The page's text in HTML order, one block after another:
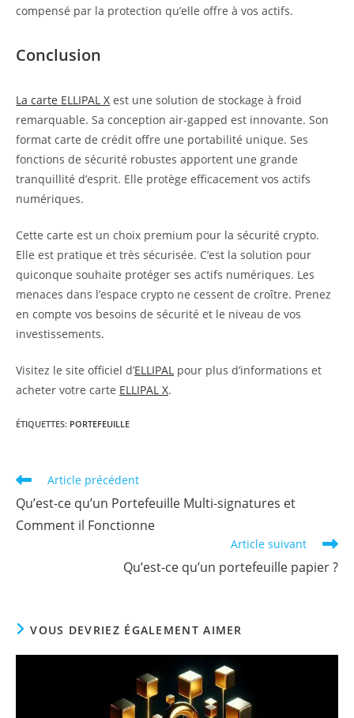
compensé par la protection qu’elle offre à vos actifs.
Conclusion
La carte ELLIPAL X est une solution de stockage à froid
remarquable. Sa conception air-gapped est innovante. Son
format carte de crédit offre une portabilité unique. Ses
fonctions de sécurité robustes apportent une grande
tranquillité d’esprit. Elle protège efficacement vos actifs
numériques.
Cette carte est un choix premium pour la sécurité crypto.
Elle est pratique et très sécurisée. C’est la solution pour
quiconque souhaite protéger ses actifs numériques. Les
menaces dans l’espace crypto ne cessent de croître. Prenez
en compte vos besoins de sécurité et le niveau de vos
investissements.
Visitez le site officiel d’ELLIPAL pour plus d’informations et
acheter votre carte ELLIPAL X.
ÉTIQUETTES: PORTEFEUILLE
Read
articles
Article précédent
Qu’est-ce qu’un Portefeuille Multi-signatures et
Comment il Fonctionne
Article suivant
Qu’est-ce qu’un portefeuille papier ?
VOUS DEVRIEZ ÉGALEMENT AIMER